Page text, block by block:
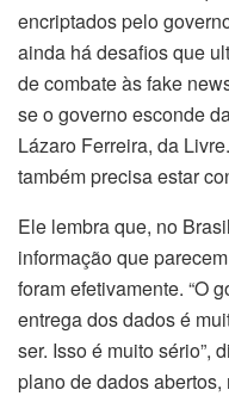
encriptados pelo
ainda há desafios que
de combate às fake
se o governo esconde
Lázaro Ferreira, da
também precisa estar
Ele lembra que, no
informação que
foram efetivamente. “O
entrega dos dados é
ser. Isso é muito sério”,
plano de dados